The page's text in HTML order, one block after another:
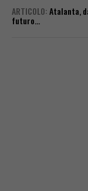
ARTICOLO:Atalanta,
futuro…